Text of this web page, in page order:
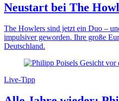
Neustart bei The
The Howlers sind jetzt ein Duo –
impulsiver geworden. Ihre große
Deutschland.
Live-Tipp